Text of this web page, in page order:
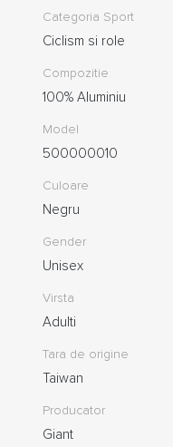
Categoria Sport
Ciclism si role
Compozitie
100% Aluminiu
Model
500000010
Culoare
Negru
Gender
Unisex
Virsta
Adulti
Tara de origine
Taiwan
Producator
Giant